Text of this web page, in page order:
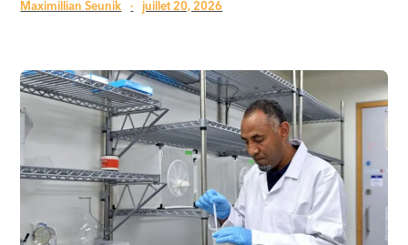
Maximillian Seunik · juillet 20, 2026